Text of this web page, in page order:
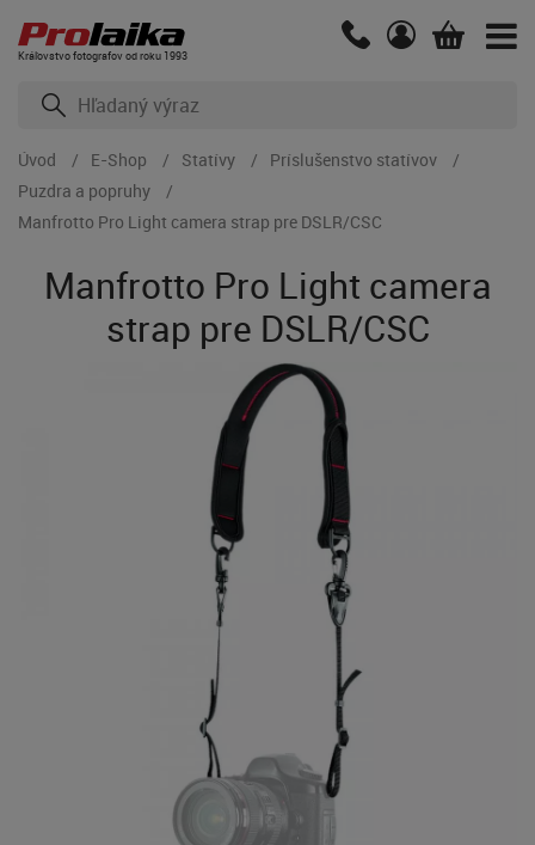
Kráľovstvo fotografov od roku 1993
Úvod E-Shop Statívy
Príslušenstvo statívov
Puzdra a popruhy
Manfrotto Pro Light camera strap pre DSLR/CSC
Manfrotto Pro Light camera
strap pre DSLR/CSC